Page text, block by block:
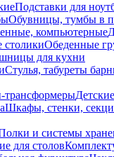
Подставки для
Обувницы, тумбы в
компьютерные
столикиОбеденные
для кухни
Стулья, табуреты
трансформеры
Шкафы, стенки,
и системы
для столов